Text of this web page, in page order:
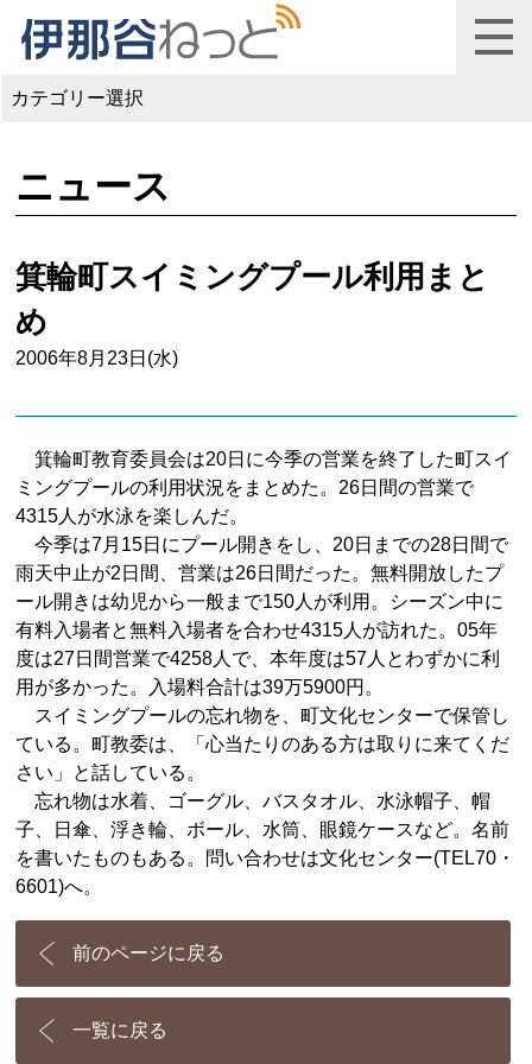
カテゴリー選択
ニュース
箕輪町スイミングプール利用まと
め
2006年8月23日(水)
箕輪町教育委員会は20日に今季の営業を終了した町スイ
ミングプールの利用状況をまとめた。26日間の営業で
4315人が水泳を楽しんだ。
今季は7月15日にプール開きをし、20日までの28日間で
雨天中止が2日間、営業は26日間だった。無料開放したプ
ール開きは幼児から一般まで150人が利用。シーズン中に
有料入場者と無料入場者を合わせ4315人が訪れた。05年
度は27日間営業で4258人で、本年度は57人とわずかに利
用が多かった。入場料合計は39万5900円。
スイミングプールの忘れ物を、町文化センターで保管し
ている。町教委は、「心当たりのある方は取りに来てくだ
さい」と話している。
忘れ物は水着、ゴーグル、バスタオル、水泳帽子、帽
子、日傘、浮き輪、ボール、水筒、眼鏡ケースなど。名前
を書いたものもある。問い合わせは文化センター(TEL70・
6601)へ。
前のページに戻る
一覧に戻る